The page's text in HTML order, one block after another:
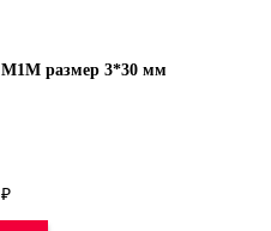
М1М размер 3*30 мм
₽